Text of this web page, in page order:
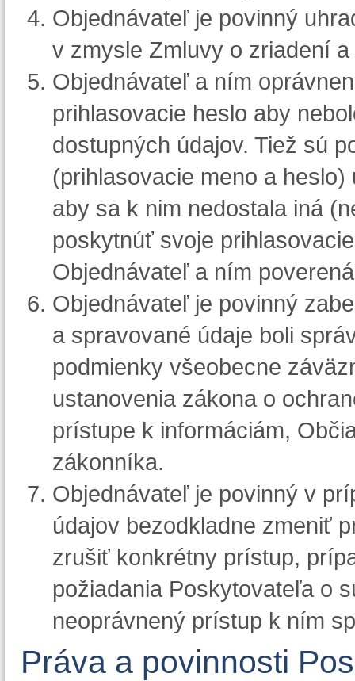
Objednávateľ je povinný
v zmysle Zmluvy o zriadení
Objednávateľ a ním
prihlasovacie heslo aby
dostupných údajov. Tiež sú
(prihlasovacie meno a
aby sa k nim nedostala iná
poskytnúť svoje
Objednávateľ a ním
Objednávateľ je povinný
a spravované údaje boli
podmienky všeobecne
ustanovenia zákona o
prístupe k informáciám,
zákonníka.
Objednávateľ je povinný v
údajov bezodkladne zmeniť
zrušiť konkrétny prístup,
požiadania Poskytovateľa o
neoprávnený prístup k ním
Práva a povinnosti